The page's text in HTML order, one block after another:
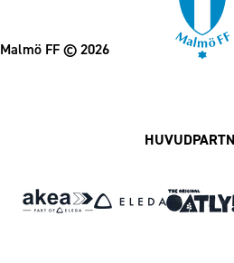
Malmö FF© 2026